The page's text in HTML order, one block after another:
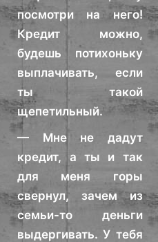
посмотри на него!
Кредит можно,
будешь потихоньку
выплачивать, если
ты такой
щепетильный.
— Мне не дадут
кредит, а ты и так
для меня горы
свернул, зачем из
семьи-то деньги
выдергивать. У тебя